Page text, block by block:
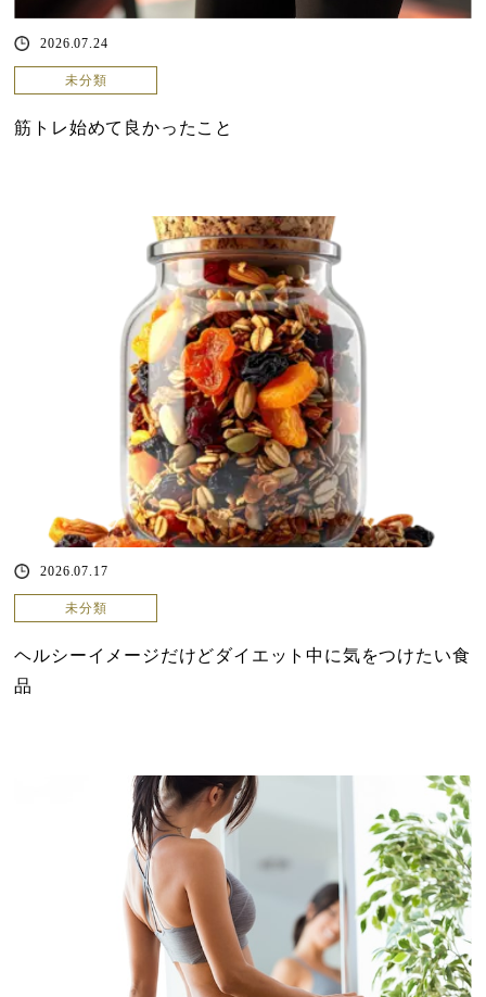
2026.07.24
未分類
筋トレ始めて良かったこと
2026.07.17
未分類
ヘルシーイメージだけどダイエット中に気をつけたい食
品